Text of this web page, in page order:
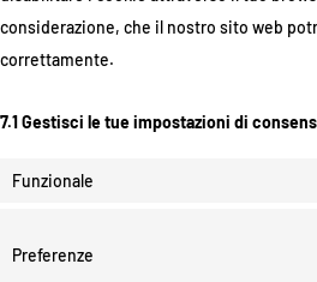
considerazione, che il nostro sito web
correttamente.
7.1 Gestisci le tue impostazioni di
Funzionale
Preferenze